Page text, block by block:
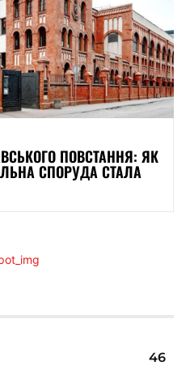
ПОВСТАННЯ: ЯК
СПОРУДА СТАЛА
46